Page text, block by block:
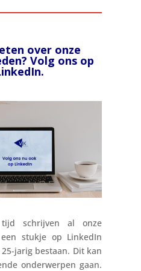
over onze
Volg ons op
tijd schrijven al onze
stukje op LinkedIn
jarig bestaan. Dit kan
onderwerpen gaan.